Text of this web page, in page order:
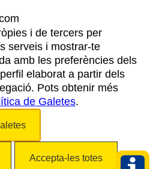
AVÍS LEGAL
DE PRIVACITAT
COOKIES
i de tercers per
serveis i mostrar-te
amb les preferències dels
elaborat a partir dels
Pots obtenir més
de Galetes.
Accepta-les totes